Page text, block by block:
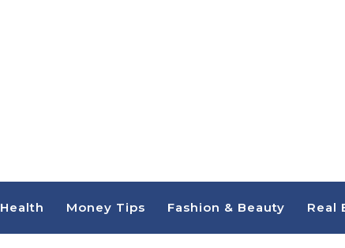
Health Money Tips Fashion & Beauty Real